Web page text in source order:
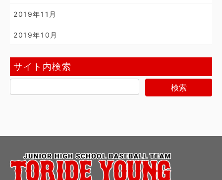
2019年11月
2019年10月
サイト内検索